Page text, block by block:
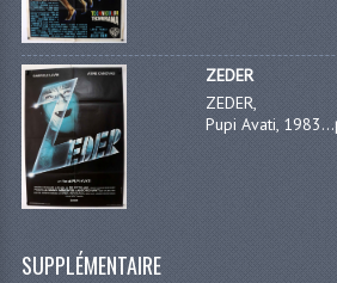
ZEDER
ZEDER,
Pupi Avati, 1983...
SUPPLÉMENTAIRE